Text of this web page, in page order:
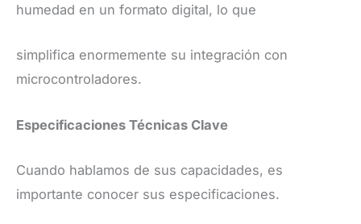
humedad en un formato digital, lo que
simplifica enormemente su integración con
microcontroladores.
Especificaciones Técnicas Clave
Cuando hablamos de sus capacidades, es
importante conocer sus especificaciones.